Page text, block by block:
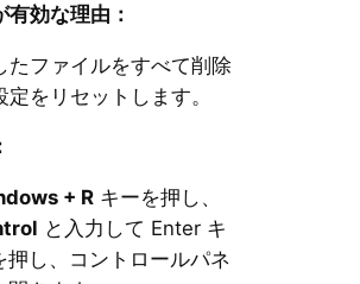
有効な理由：
たファイルをすべて削除
定をリセットします。
+ Rキーを押し、
と入力して Enter キ
押し、コントロールパネ